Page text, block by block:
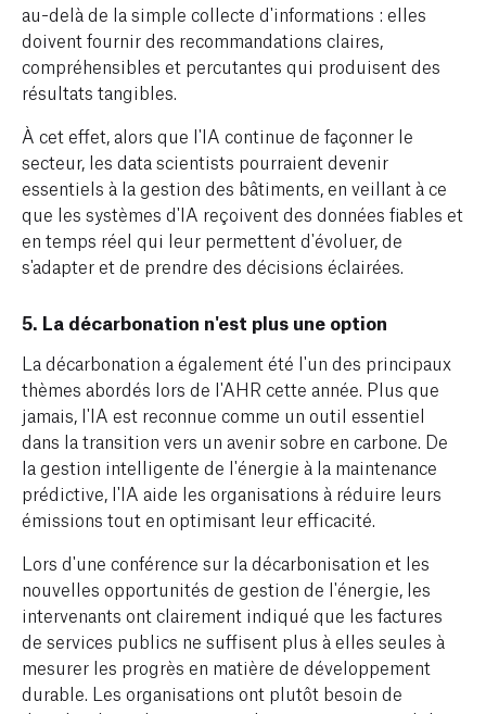
au-delà de la simple collecte d'informations : elles
doivent fournir des recommandations claires,
compréhensibles et percutantes qui produisent des
résultats tangibles.
À cet effet, alors que l'IA continue de façonner le
secteur, les data scientists pourraient devenir
essentiels à la gestion des bâtiments, en veillant à ce
que les systèmes d'IA reçoivent des données fiables et
en temps réel qui leur permettent d'évoluer, de
s'adapter et de prendre des décisions éclairées.
5. La décarbonation n'est plus une option
La décarbonation a également été l'un des principaux
thèmes abordés lors de l'AHR cette année. Plus que
jamais, l'IA est reconnue comme un outil essentiel
dans la transition vers un avenir sobre en carbone. De
la gestion intelligente de l'énergie à la maintenance
prédictive, l'IA aide les organisations à réduire leurs
émissions tout en optimisant leur efficacité.
Lors d'une conférence sur la décarbonisation et les
nouvelles opportunités de gestion de l'énergie, les
intervenants ont clairement indiqué que les factures
de services publics ne suffisent plus à elles seules à
mesurer les progrès en matière de développement
durable. Les organisations ont plutôt besoin de